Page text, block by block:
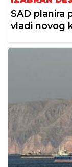
SAD planira
vladi novog